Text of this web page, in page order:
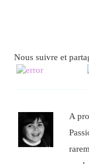
Nous suivre et
A